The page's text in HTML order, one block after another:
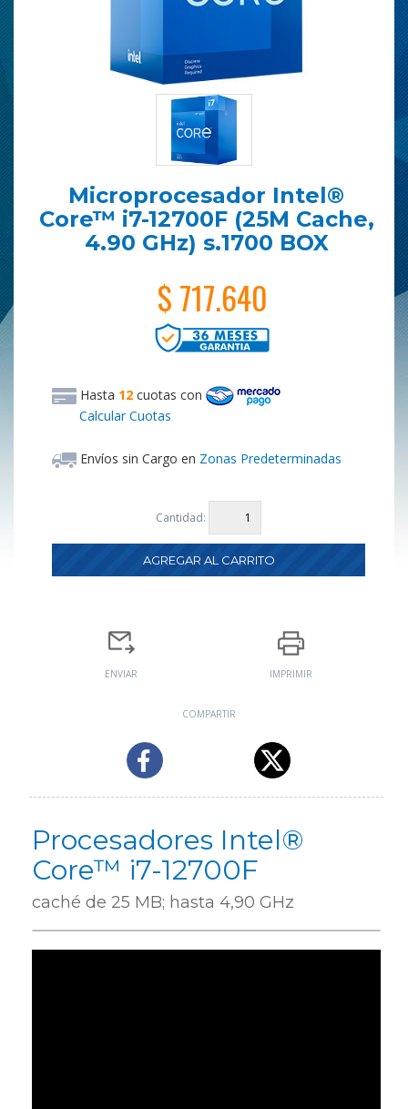
Microprocesador Intel®
Core™ i7-12700F (25M Cache,
4.90 GHz) s.1700 BOX
$ 717.640
Hasta 12 cuotas con
Calcular Cuotas
Envíos sin Cargo en Zonas Predeterminadas
Cantidad:
ENVIAR IMPRIMIR
COMPARTIR
Procesadores Intel®
Core™ i7-12700F
caché de 25 MB; hasta 4,90 GHz